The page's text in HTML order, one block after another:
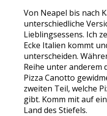
Von Neapel bis nach
unterschiedliche
Lieblingsessens. Ich
Ecke Italien kommt
unterscheiden.
Reihe unter anderem
Pizza Canotto
zweiten Teil, welche
gibt. Komm mit auf
Land des Stiefels.